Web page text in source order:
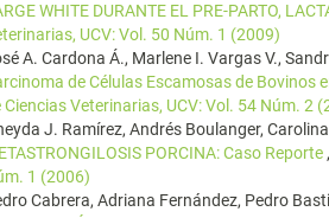
WHITE DURANTE EL PRE-PARTO,
UCV: Vol. 50 Núm. 1 (2009)
A. Cardona Á., Marlene I. Vargas V.,
de Células Escamosas de Bovinos
Ciencias Veterinarias, UCV: Vol. 54 Núm. 2
J. Ramírez, Andrés Boulanger,
PORCINA: Caso Reporte
1 (2006)
Cabrera, Adriana Fernández, Pedro